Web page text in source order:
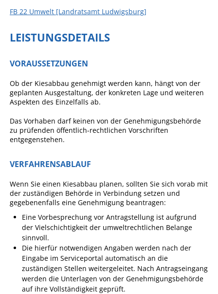
Kommunale
Gemmrigheimer
Infokalender
Angebote für Geflüchtete
Öffnungszeiten
Kontakt
Bürgerservice
Behördenwegweiser
Lebenslagen
FB 22 Umwelt [Landratsamt Ludwigsburg]
LEISTUNGSDETAILS
VORAUSSETZUNGEN
Ob der Kiesabbau genehmigt werden kann, hängt von der
geplanten Ausgestaltung, der konkreten Lage und weiteren
Aspekten des Einzelfalls ab.
Das Vorhaben darf keinen von der Genehmigungsbehörde
zu prüfenden öffentlich-rechtlichen Vorschriften
entgegenstehen.
VERFAHRENSABLAUF
Wenn Sie einen Kiesabbau planen, sollten Sie sich vorab mit
der zuständigen Behörde in Verbindung setzen und
gegebenenfalls eine Genehmigung beantragen:
Eine Vorbesprechung vor Antragstellung ist aufgrund
der Vielschichtigkeit der umweltrechtlichen Belange
sinnvoll.
Die hierfür notwendigen Angaben werden nach der
Eingabe im Serviceportal automatisch an die
zuständigen Stellen weitergeleitet. Nach Antragseingang
werden die Unterlagen von der Genehmigungsbehörde
auf ihre Vollständigkeit geprüft.